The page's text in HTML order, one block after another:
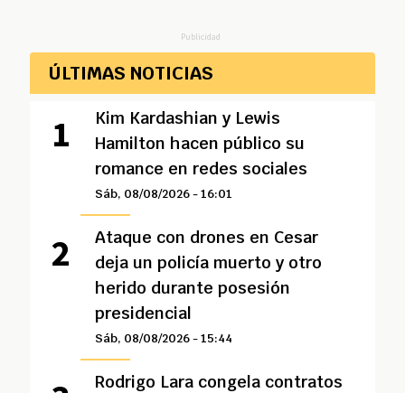
Publicidad
ÚLTIMAS NOTICIAS
Kim Kardashian y Lewis
Hamilton hacen público su
romance en redes sociales
Sáb, 08/08/2026 - 16:01
Ataque con drones en Cesar
deja un policía muerto y otro
herido durante posesión
presidencial
Sáb, 08/08/2026 - 15:44
Rodrigo Lara congela contratos